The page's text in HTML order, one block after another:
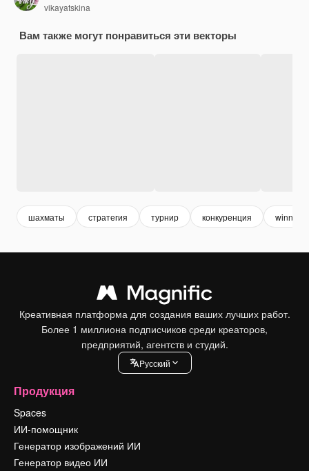
vikayatskina
Вам также могут понравиться эти векторы
шахматы стратегия турнир конкуренция winner
Креативная платформа для создания ваших лучших работ.
Более 1 миллиона подписчиков среди креаторов,
предприятий, агентств и студий.
Pусский
Продукция
Spaces
ИИ-помощник
Генератор изображений ИИ
Генератор видео ИИ